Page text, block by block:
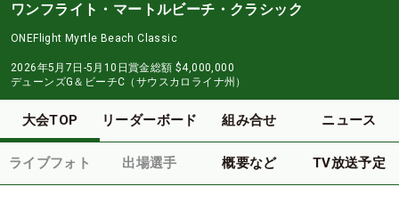
ワンフライト・マートルビーチ・クラシック
ONEFlight Myrtle Beach Classic
2026年5月7日-5月10日賞金総額 $4,000,000
デューンズG＆ビーチC（サウスカロライナ州）
大会TOP リーダーボード 組み合せ ニュース
ライブフォト 出場選手 概要など TV放送予定